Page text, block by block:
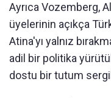
Ayrıca Vozemberg,
üyelerinin açıkça
Atina'yı yalnız
adil bir politika
dostu bir tutum